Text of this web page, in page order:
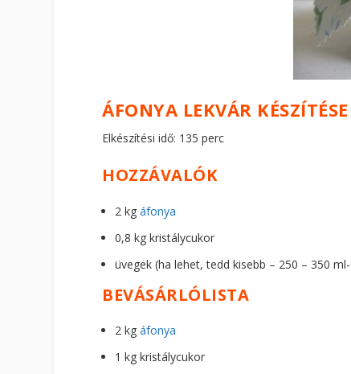
ÁFONYA LEKVÁR KÉSZÍTÉSE
Elkészítési idő: 135 perc
HOZZÁVALÓK
2 kgáfonya
0,8 kg kristálycukor
üvegek (ha lehet, tedd kisebb – 250 – 350
BEVÁSÁRLÓLISTA
2 kgáfonya
1 kg kristálycukor